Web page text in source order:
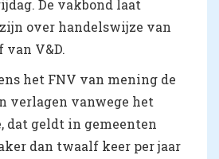
De vakbond laat
over handelswijze van
van V&D.
het FNV van mening de
verlagen vanwege het
dat geldt in gemeenten
dan twaalf keer per jaar